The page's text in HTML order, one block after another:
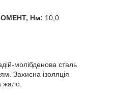
Нм: 10,0
молібденова сталь
Захисна ізоляція
жало.